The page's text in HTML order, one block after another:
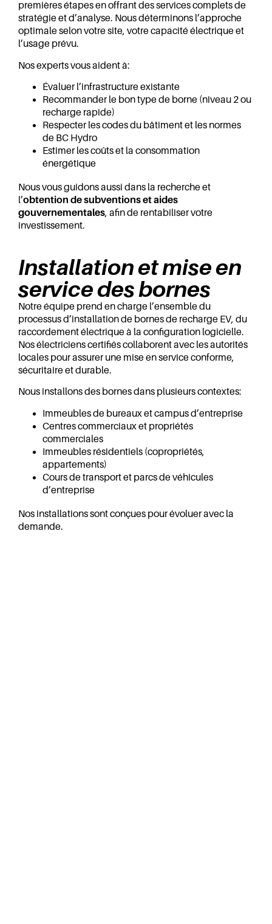
premières étapes en offrant des services complets de
stratégie et d’analyse. Nous déterminons l’approche
optimale selon votre site, votre capacité électrique et
l’usage prévu.
Nos experts vous aident à:
Évaluer l’infrastructure existante
Recommander le bon type de borne (niveau 2 ou
recharge rapide)
Respecter les codes du bâtiment et les normes
de BC Hydro
Estimer les coûts et la consommation
énergétique
Nous vous guidons aussi dans la recherche et
l’obtention de subventions et aides
gouvernementales, afin de rentabiliser votre
investissement.
Installation et mise en
service des bornes
Notre équipe prend en charge l’ensemble du
processus d’installation de bornes de recharge EV, du
raccordement électrique à la configuration logicielle.
Nos électriciens certifiés collaborent avec les autorités
locales pour assurer une mise en service conforme,
sécuritaire et durable.
Nous installons des bornes dans plusieurs contextes:
Immeubles de bureaux et campus d’entreprise
Centres commerciaux et propriétés
commerciales
Immeubles résidentiels (copropriétés,
appartements)
Cours de transport et parcs de véhicules
d’entreprise
Nos installations sont conçues pour évoluer avec la
demande.